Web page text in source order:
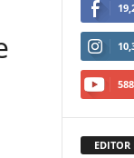
588
EDITOR